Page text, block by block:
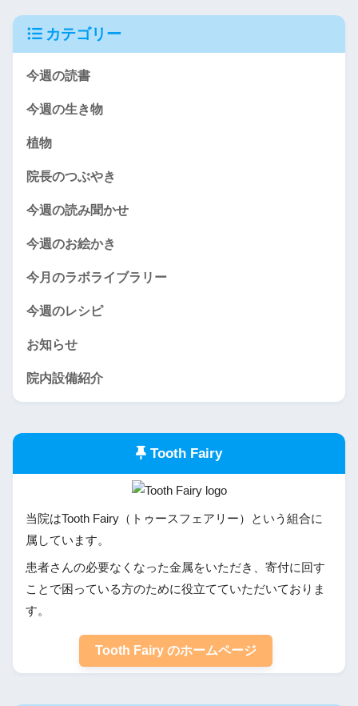
カテゴリー
今週の読書
今週の生き物
植物
院長のつぶやき
今週の読み聞かせ
今週のお絵かき
今月のラボライブラリー
今週のレシピ
お知らせ
院内設備紹介
Tooth Fairy
当院はTooth Fairy（トゥースフェアリー）という組合に
属しています。
患者さんの必要なくなった金属をいただき、寄付に回す
ことで困っている方のために役立てていただいておりま
す。
Tooth Fairy のホームページ